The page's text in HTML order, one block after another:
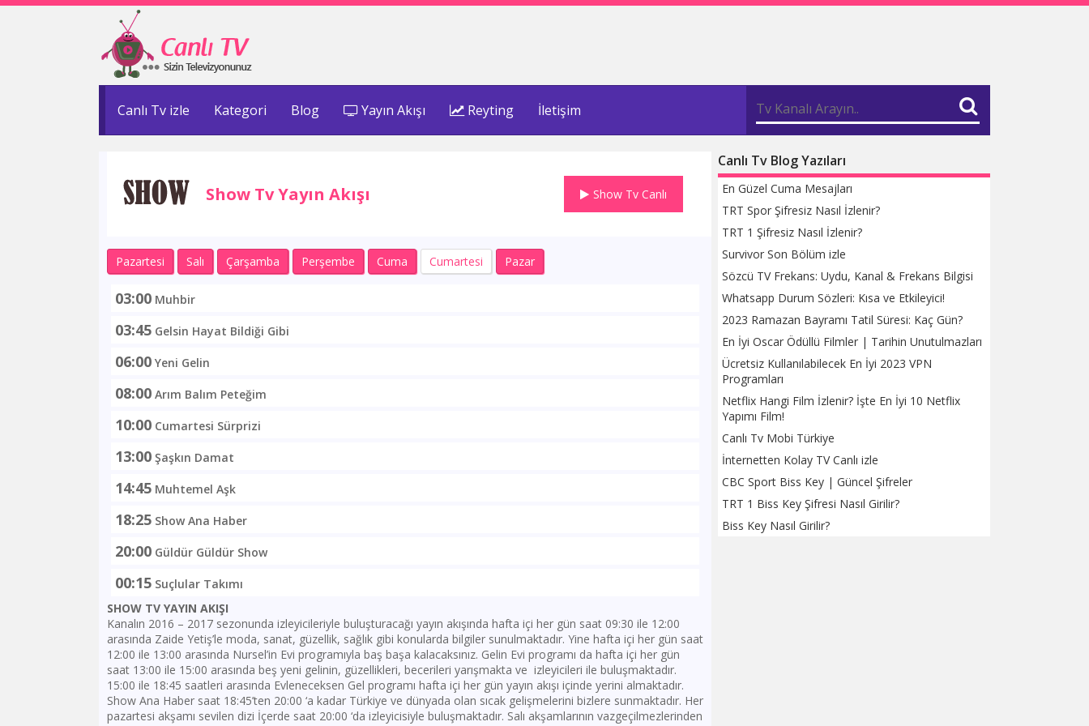
Canlı Tv izle Kategori Blog Yayın Akışı Reyting İletişim
Show Tv Yayın Akışı Show Tv Canlı
Pazartesi Salı Çarşamba Perşembe Cuma Cumartesi Pazar
03:00 Muhbir
03:45 Gelsin Hayat Bildiği Gibi
06:00 Yeni Gelin
08:00 Arım Balım Peteğim
10:00 Cumartesi Sürprizi
13:00 Şaşkın Damat
14:45 Muhtemel Aşk
18:25 Show Ana Haber
20:00 Güldür Güldür Show
00:15 Suçlular Takımı
SHOW TV YAYIN AKIŞI
Kanalın 2016 – 2017 sezonunda izleyicileriyle buluşturacağı yayın akışında hafta içi her gün saat 09:30 ile 12:00
arasında Zaide Yetiş’le moda, sanat, güzellik, sağlık gibi konularda bilgiler sunulmaktadır. Yine hafta içi her gün saat
12:00 ile 13:00 arasında Nursel’in Evi programıyla baş başa kalacaksınız. Gelin Evi programı da hafta içi her gün
saat 13:00 ile 15:00 arasında beş yeni gelinin, güzellikleri, becerileri yarışmakta ve izleyicileri ile buluşmaktadır.
15:00 ile 18:45 saatleri arasında Evleneceksen Gel programı hafta içi her gün yayın akışı içinde yerini almaktadır.
Show Ana Haber saat 18:45’ten 20:00 ‘a kadar Türkiye ve dünyada olan sıcak gelişmelerini bizlere sunmaktadır. Her
pazartesi akşamı sevilen dizi İçerde saat 20:00 ‘da izleyicisiyle buluşmaktadır. Salı akşamlarının vazgeçilmezlerinden
Canlı Tv Blog Yazıları
En Güzel Cuma Mesajları
TRT Spor Şifresiz Nasıl İzlenir?
TRT 1 Şifresiz Nasıl İzlenir?
Survivor Son Bölüm izle
Sözcü TV Frekans: Uydu, Kanal & Frekans Bilgisi
Whatsapp Durum Sözleri: Kısa ve Etkileyici!
2023 Ramazan Bayramı Tatil Süresi: Kaç Gün?
En İyi Oscar Ödüllü Filmler | Tarihin Unutulmazları
Ücretsiz Kullanılabilecek En İyi 2023 VPN
Programları
Netflix Hangi Film İzlenir? İşte En İyi 10 Netflix
Yapımı Film!
Canlı Tv Mobi Türkiye
İnternetten Kolay TV Canlı izle
CBC Sport Biss Key | Güncel Şifreler
TRT 1 Biss Key Şifresi Nasıl Girilir?
Biss Key Nasıl Girilir?